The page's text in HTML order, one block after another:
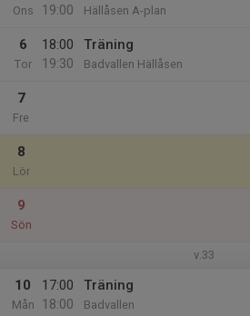
Ons
19:00
Hällåsen A-plan
6
Tor
18:00
19:30
Träning
Badvallen Hällåsen
7
Fre
8
Lör
9
Sön
v.33
10
Mån
17:00
18:00
Träning
Badvallen